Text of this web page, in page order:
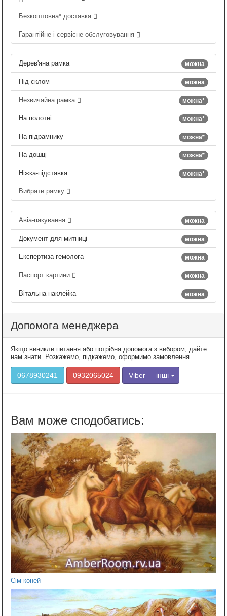
Безкоштовна* доставка
Гарантійне і сервісне обслуговування
можна
Дерев'яна рамка
можна
Під склом
можна*
Незвичайна рамка
можна*
На полотні
можна*
На підрамнику
можна*
На дошці
можна*
Ніжка-підставка
Вибрати рамку
можна
Авіа-пакування
можна
Документ для митниці
можна
Експертиза гемолога
можна
Паспорт картини
можна
Вітальна наклейка
Допомога менеджера
Якщо виникли питання або потрібна допомога з вибором, дайте
нам знати. Розкажемо, підкажемо, оформимо замовлення...
0678930241 0932065024 Viber інші
Сім коней